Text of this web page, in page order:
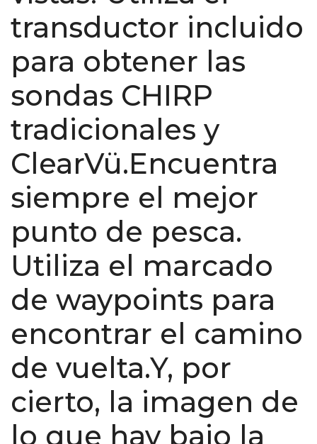
transductor incluido
para obtener las
sondas CHIRP
tradicionales y
ClearVü.Encuentra
siempre el mejor
punto de pesca.
Utiliza el marcado
de waypoints para
encontrar el camino
de vuelta.Y, por
cierto, la imagen de
lo que hay bajo la